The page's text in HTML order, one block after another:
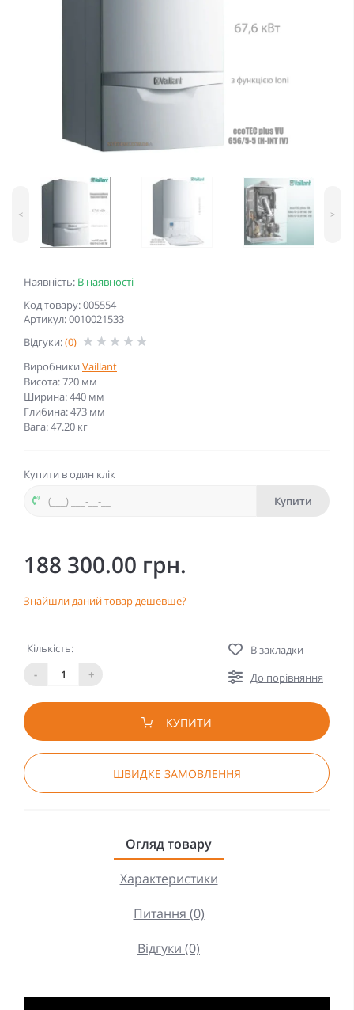
Наявність: В наявності
Код товару: 005554
Артикул: 0010021533
Відгуки:(0)
Виробники Vaillant
Висота: 720 мм
Ширина: 440 мм
Глибина: 473 мм
Вага: 47.20 кг
< >
Купити в один клік
Купити
188 300.00 грн.
Знайшли даний товар дешевше?
Кількість:
-
+
В закладки
До порівняння
КУПИТИ
ШВИДКЕ ЗАМОВЛЕННЯ
Огляд товару
Характеристики
Питання (0)
Відгуки (0)